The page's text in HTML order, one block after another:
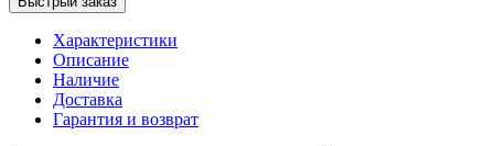
Характеристики
Описание
Наличие
Доставка
Гарантия и возврат